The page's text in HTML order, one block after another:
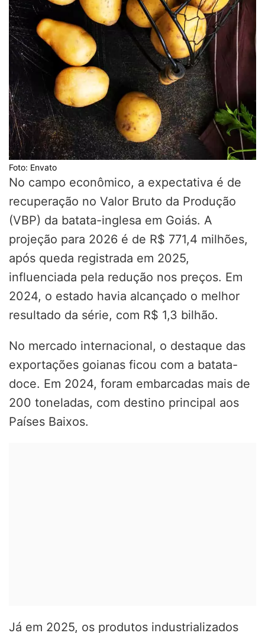
Foto: Envato
No campo econômico, a expectativa é de
recuperação no Valor Bruto da Produção
(VBP) da batata-inglesa em Goiás. A
projeção para 2026 é de R$ 771,4 milhões,
após queda registrada em 2025,
influenciada pela redução nos preços. Em
2024, o estado havia alcançado o melhor
resultado da série, com R$ 1,3 bilhão.
No mercado internacional, o destaque das
exportações goianas ficou com a batata-
doce. Em 2024, foram embarcadas mais de
200 toneladas, com destino principal aos
Países Baixos.
Já em 2025, os produtos industrializados